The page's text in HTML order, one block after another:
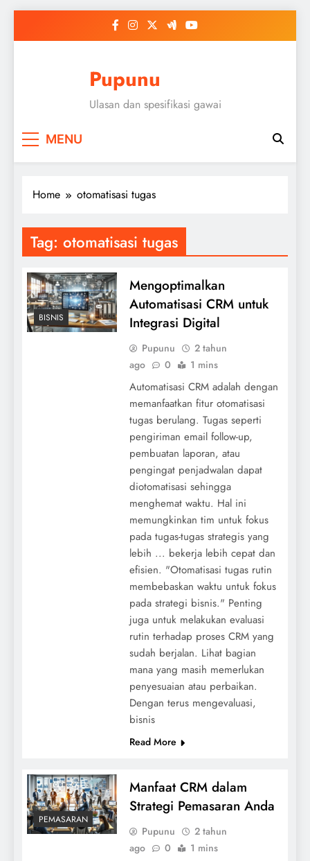
Pupunu
Ulasan dan spesifikasi gawai
MENU
Home otomatisasi tugas
Tag: otomatisasi tugas
BISNIS
Mengoptimalkan
Automatisasi CRM untuk
Integrasi Digital
Pupunu
2 tahun
ago
0 1 mins
Automatisasi CRM adalah dengan
memanfaatkan fitur otomatisasi
tugas berulang. Tugas seperti
pengiriman email follow-up,
pembuatan laporan, atau
pengingat penjadwalan dapat
diotomatisasi sehingga
menghemat waktu. Hal ini
memungkinkan tim untuk fokus
pada tugas-tugas strategis yang
lebih ... bekerja lebih cepat dan
efisien. "Otomatisasi tugas rutin
membebaskan waktu untuk fokus
pada strategi bisnis." Penting
juga untuk melakukan evaluasi
rutin terhadap proses CRM yang
sudah berjalan. Lihat bagian
mana yang masih memerlukan
penyesuaian atau perbaikan.
Dengan terus mengevaluasi,
bisnis
Read More
PEMASARAN
Manfaat CRM dalam
Strategi Pemasaran Anda
Pupunu
2 tahun
ago
0 1 mins